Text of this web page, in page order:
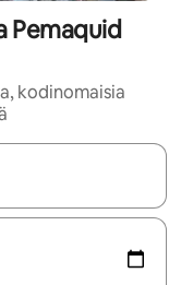
Pemaquid
kodinomaisia
ja alas-